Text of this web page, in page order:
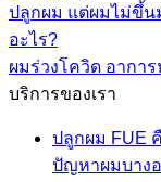
ปลูกผม แต่ผมไม่ขึ้น
อะไร?
ผมร่วงโควิด อาการ
บริการของเรา
ปลูกผม FUE
ปัญหาผมบางอ